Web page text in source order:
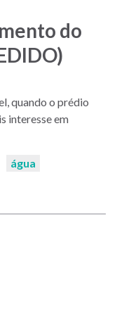
do
quando o prédio
interesse em
água